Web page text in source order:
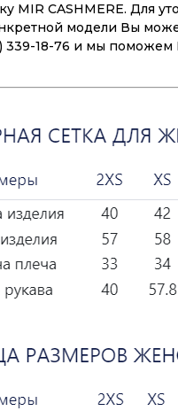
MIR CASHMERE. Для
модели Вы
339-18-76 и мы поможем